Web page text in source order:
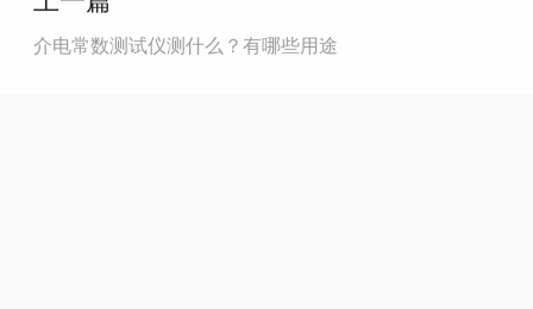
介电常数测试仪测什么？有哪些用途